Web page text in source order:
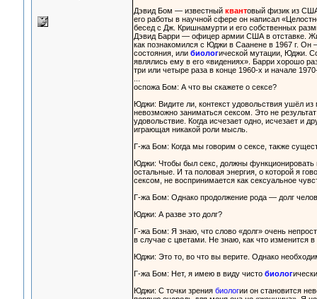
Дэвид Бом — известный квантовый физик из
его работы в научной сфере он написал
бесед с Дж. Кришнамурти и его собственных
Дэвид Барри — офицер армии США в отставке.
как познакомился с Юджи в Саанене в 1967 г. Он
состояния, или биологической мутации, Юджи.
являлись ему в его «видениях». Барри хорошо
три или четыре раза в конце 1960-х и начале
оспожа Бом: А что вы скажете о сексе?
Юджи: Видите ли, контекст удовольствия ушёл
невозможно заниматься сексом. Это не
удовольствие. Когда исчезает одно, исчезает и
играющая никакой роли мысль.
Г-жа Бом: Когда мы говорим о сексе, также
Юджи: Чтобы был секс, должны
остальные. И та половая энергия, о которой я
сексом, не воспринимается как сексуальное
Г-жа Бом: Однако продолжение рода — долг
Юджи: А разве это долг?
Г-жа Бом: Я знаю, что слово «долг» очень
в случае с цветами. Не знаю, как что изменится
Юджи: Это то, во что вы верите. Однако
Г-жа Бом: Нет, я имею в виду чисто биолог
Юджи: С точки зрения биологии он становится